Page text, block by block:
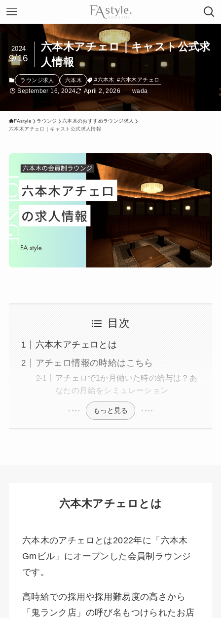
六本木アチェロ｜キャスト公式求
人情報
2024
9/16
ラウンジ求人 六本木 #六本木 #六本木アチェロ
September 16, 2024 April 2, 2026 wada
FAstyle ラウンジ
六本木のおすすめラウンジ求人
六本木アチェロ｜キャスト公式求人情報
目次
六本木アチェロとは
アチェロ情報の時給はこちら
アチェロで1か月働いた時の給与は？あ
なたの月給をシミュレーション
もっと見る
六本木アチェロとは
六本木のアチェロとは2022年に「六本木
Gmビル」にオープンした会員制ラウンジ
です。
高時給での採用や採用難易度の高さから
「鬼ランク店」の呼び名もつけられたお店